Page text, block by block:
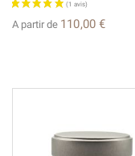
A partir de 110,00 €